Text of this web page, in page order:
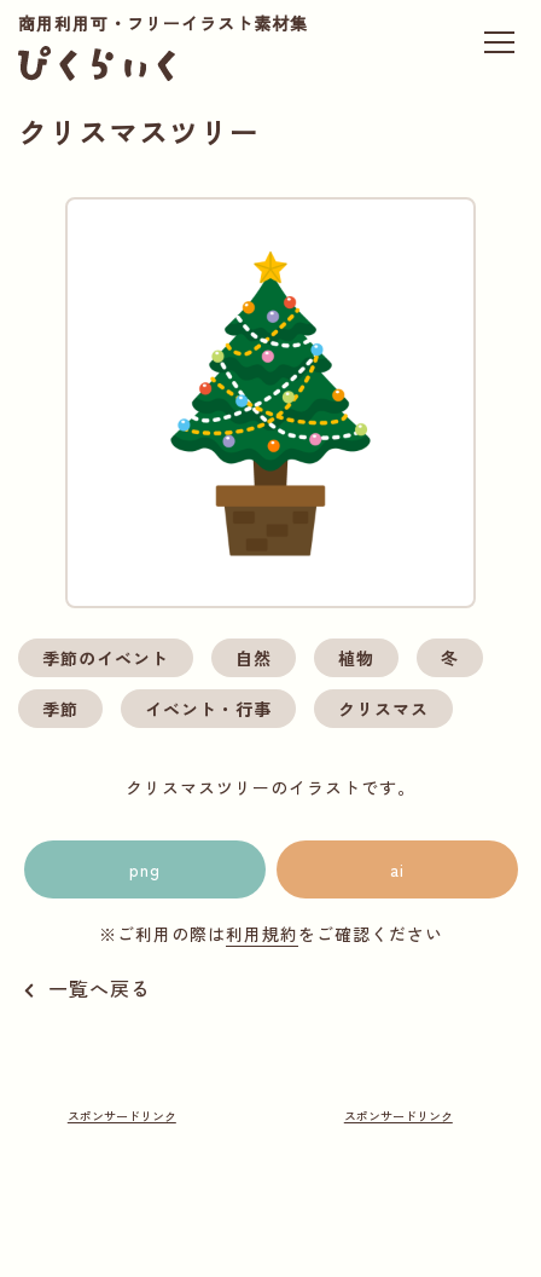
商用利用可・フリーイラスト素材集
クリスマスツリー
季節のイベント 自然 植物 冬
季節 イベント・行事 クリスマス
クリスマスツリーのイラストです。
png ai
※ご利用の際は利用規約をご確認ください
一覧へ戻る